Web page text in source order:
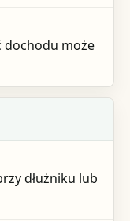
dochodu może
dłużniku lub